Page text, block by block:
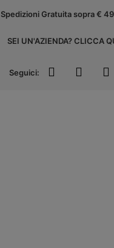
Spedizioni Gratuita sopra €
SEI UN'AZIENDA? CLICCA
Seguici: